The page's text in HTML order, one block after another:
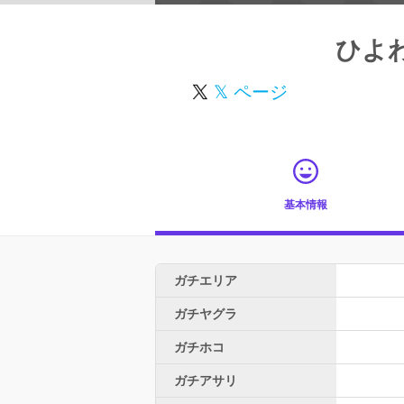
ひよ
𝕏 ページ
基本情報
ガチエリア
ガチヤグラ
ガチホコ
ガチアサリ